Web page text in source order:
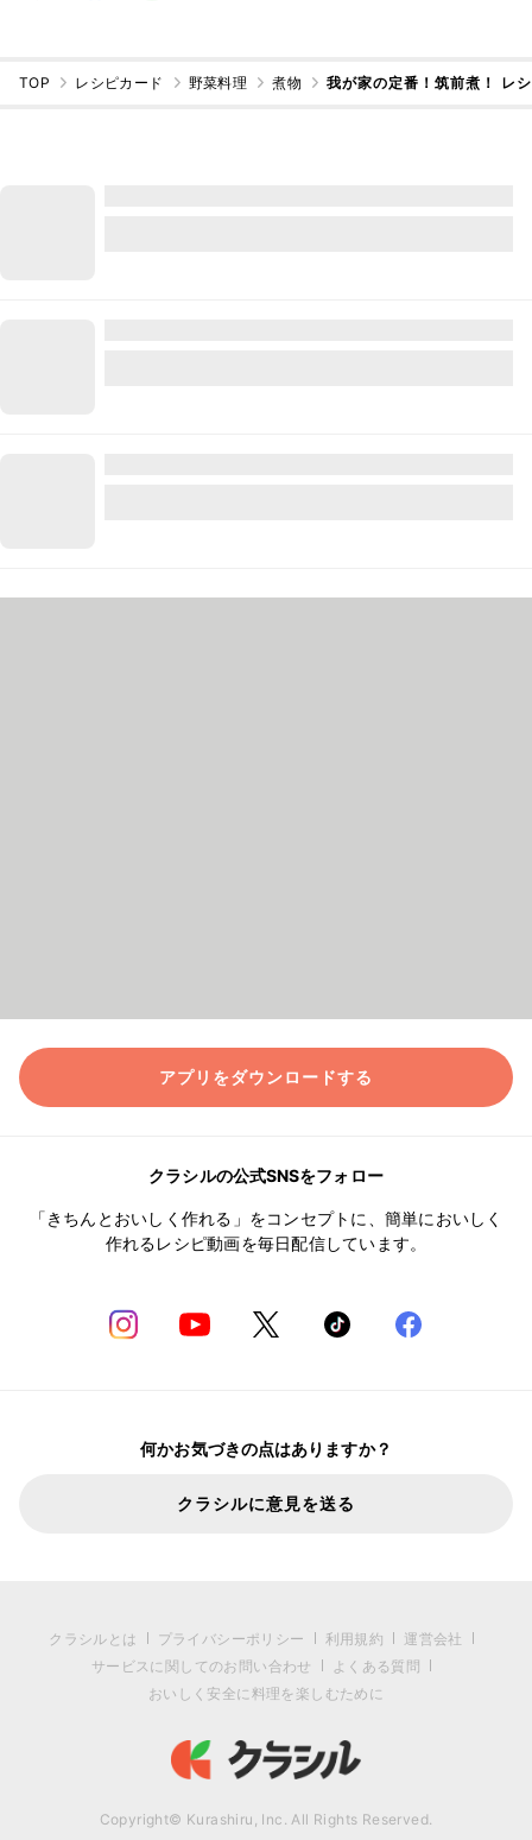
TOP レシピカード 野菜料理 煮物 我が家の定番！筑前煮！ レ
アプリをダウンロードする
クラシルの公式SNSをフォロー
「きちんとおいしく作れる」をコンセプトに、簡単においしく
作れるレシピ動画を毎日配信しています。
何かお気づきの点はありますか？
クラシルに意見を送る
クラシルとは プライバシーポリシー 利用規約
運営会社
サービスに関してのお問い合わせ
よくある質問
おいしく安全に料理を楽しむために
Copyright© Kurashiru, Inc. All Rights Reserved.